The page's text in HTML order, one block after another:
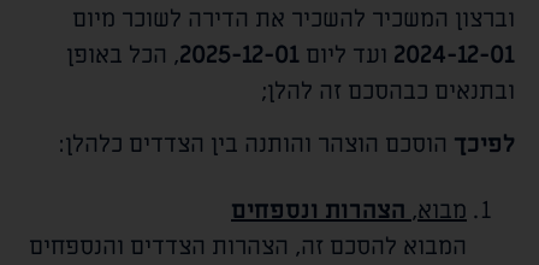
וברצון המשכיר להשכיר את הדירה לשוכר מיום
2024-12-01 ועד ליום 2025-12-01, הכל באופן
ובתנאים כבהסכם זה להלן;
לפיכך הוסכם הוצהר והותנה בין הצדדים כלהלן:
מבוא, הצהרות ונספחים
המבוא להסכם זה, הצהרות הצדדים והנספחים